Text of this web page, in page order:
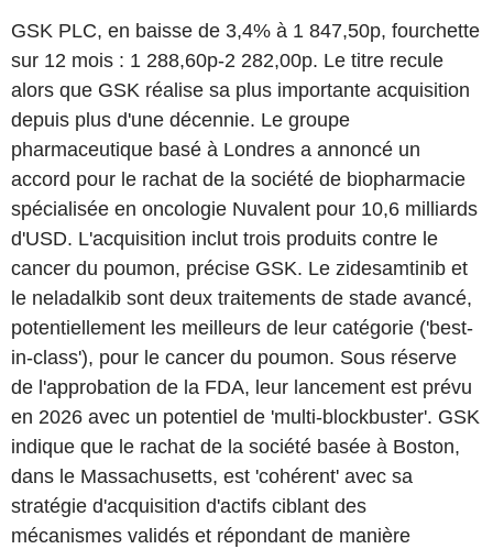
GSK PLC, en baisse de 3,4% à 1 847,50p, fourchette
sur 12 mois : 1 288,60p-2 282,00p. Le titre recule
alors que GSK réalise sa plus importante acquisition
depuis plus d'une décennie. Le groupe
pharmaceutique basé à Londres a annoncé un
accord pour le rachat de la société de biopharmacie
spécialisée en oncologie Nuvalent pour 10,6 milliards
d'USD. L'acquisition inclut trois produits contre le
cancer du poumon, précise GSK. Le zidesamtinib et
le neladalkib sont deux traitements de stade avancé,
potentiellement les meilleurs de leur catégorie ('best-
in-class'), pour le cancer du poumon. Sous réserve
de l'approbation de la FDA, leur lancement est prévu
en 2026 avec un potentiel de 'multi-blockbuster'. GSK
indique que le rachat de la société basée à Boston,
dans le Massachusetts, est 'cohérent' avec sa
stratégie d'acquisition d'actifs ciblant des
mécanismes validés et répondant de manière